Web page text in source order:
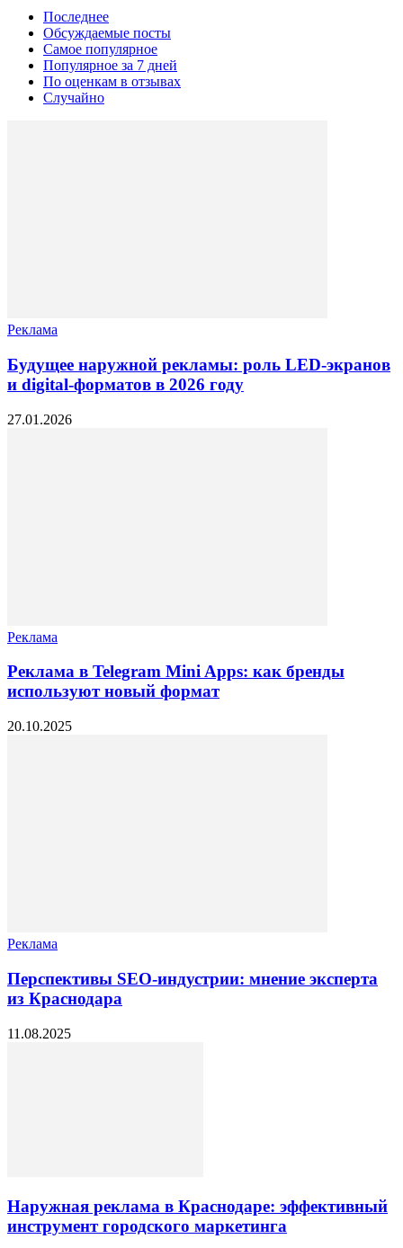
Последнее
Обсуждаемые посты
Самое популярное
Популярное за 7 дней
По оценкам в отзывах
Случайно
Реклама
Будущее наружной рекламы: роль LED-экранов
и digital-форматов в 2026 году
27.01.2026
Реклама
Реклама в Telegram Mini Apps: как бренды
используют новый формат
20.10.2025
Реклама
Перспективы SEO-индустрии: мнение эксперта
из Краснодара
11.08.2025
Наружная реклама в Краснодаре: эффективный
инструмент городского маркетинга